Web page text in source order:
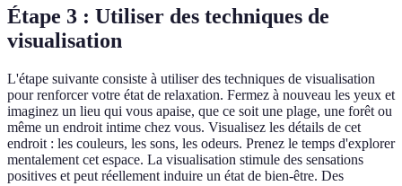
Étape 3 : Utiliser des techniques de
visualisation
L'étape suivante consiste à utiliser des techniques de visualisation
pour renforcer votre état de relaxation. Fermez à nouveau les yeux et
imaginez un lieu qui vous apaise, que ce soit une plage, une forêt ou
même un endroit intime chez vous. Visualisez les détails de cet
endroit : les couleurs, les sons, les odeurs. Prenez le temps d'explorer
mentalement cet espace. La visualisation stimule des sensations
positives et peut réellement induire un état de bien-être. Des